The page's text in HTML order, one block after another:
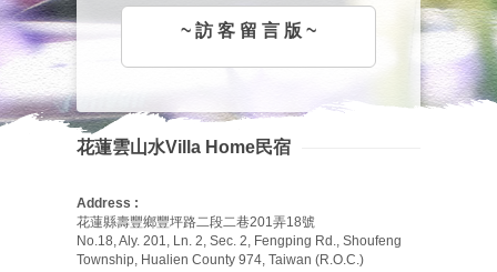
~ 訪 客 留 言 版 ~
花蓮雲山水Villa Home民宿
Address :
花蓮縣壽豐鄉豐坪路二段二巷201弄18號
No.18, Aly. 201, Ln. 2, Sec. 2, Fengping Rd., Shoufeng
Township, Hualien County 974, Taiwan (R.O.C.)